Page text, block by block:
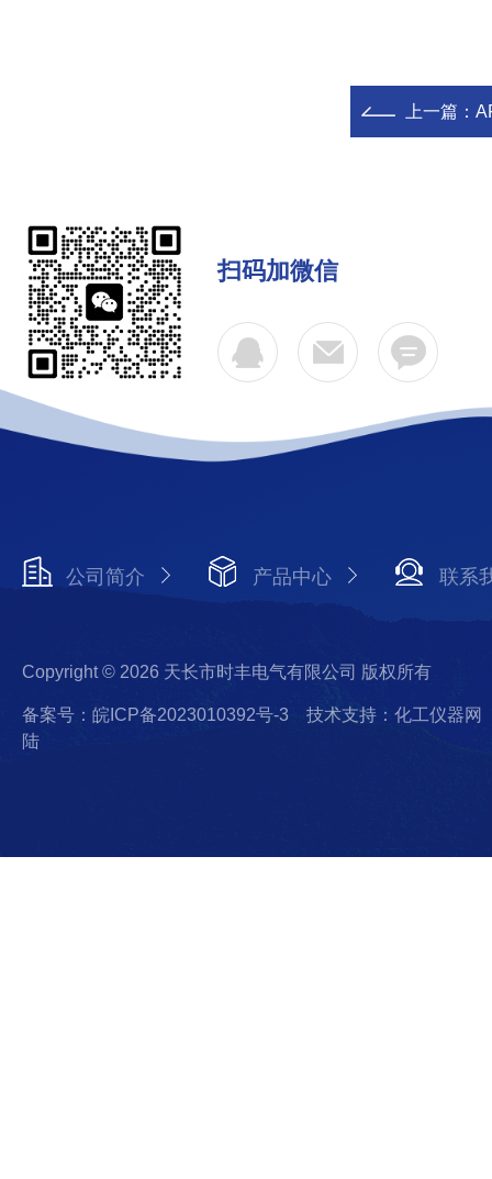
上一篇：
扫码加微信
公司简介 产品中心 联系
Copyright © 2026 天长市时丰电气有限公司 版权所有
备案号：皖ICP备2023010392号-3
技术支持：化工仪器网
陆